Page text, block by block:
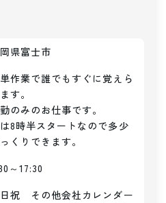
県富士市
作業で誰でもすぐに覚えら
す。
のみのお仕事です。
8時半スタートなので多少
～17:30
祝　その他会社カレンダー